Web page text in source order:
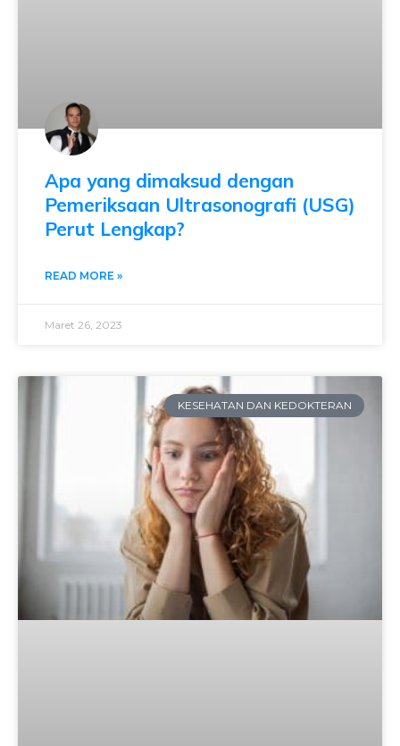
Apa yang dimaksud dengan
Pemeriksaan Ultrasonografi (USG)
Perut Lengkap?
READ MORE »
Maret 26, 2023
KESEHATAN DAN KEDOKTERAN